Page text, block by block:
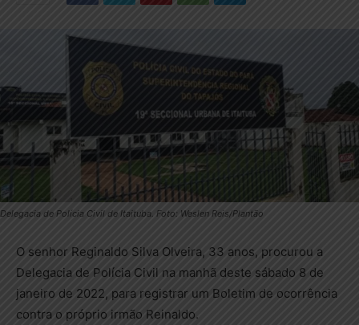
Delegacia de Polícia Civil de Itaituba. Foto: Weslen Reis/Plantão
O senhor Reginaldo Silva Olveira, 33 anos, procurou a
Delegacia de Polícia Civil na manhã deste sábado 8 de
janeiro de 2022, para registrar um Boletim de ocorrência
contra o próprio irmão Reinaldo.